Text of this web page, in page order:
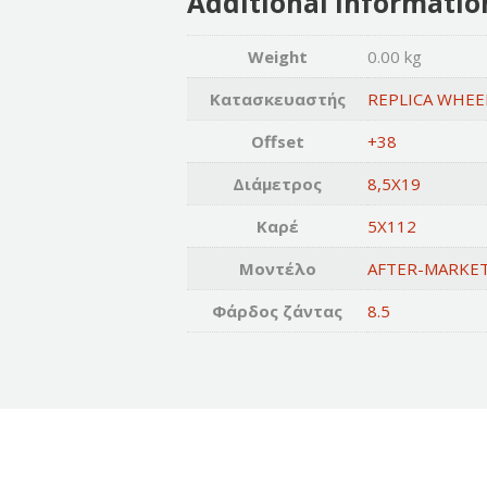
Weight
0.00 kg
Κατασκευαστής
REPLICA
Offset
+38
Διάμετρος
8,5X19
Καρέ
5X112
Μοντέλο
AFTER-
Φάρδος ζάντας
8.5